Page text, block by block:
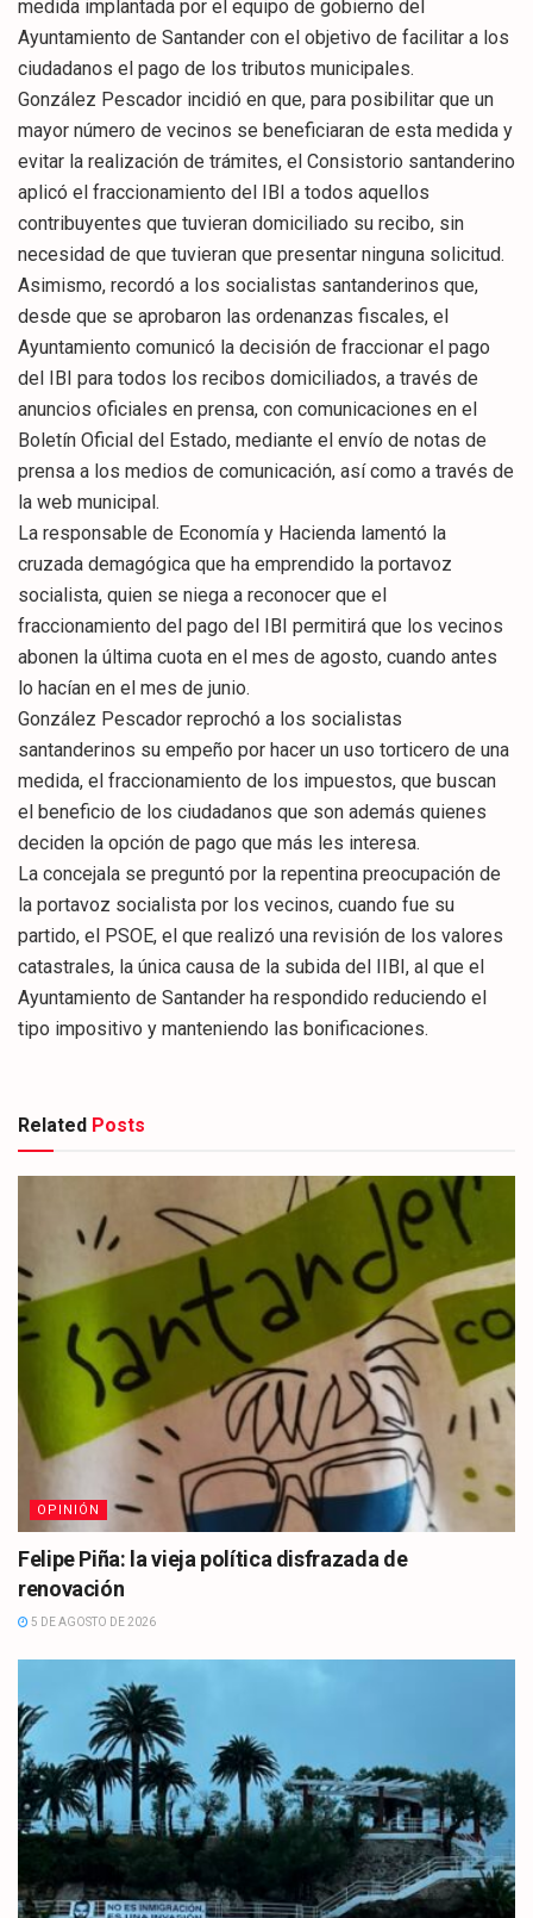
medida implantada por el equipo de gobierno del
Ayuntamiento de Santander con el objetivo de facilitar a los
ciudadanos el pago de los tributos municipales.
González Pescador incidió en que, para posibilitar que un
mayor número de vecinos se beneficiaran de esta medida y
evitar la realización de trámites, el Consistorio santanderino
aplicó el fraccionamiento del IBI a todos aquellos
contribuyentes que tuvieran domiciliado su recibo, sin
necesidad de que tuvieran que presentar ninguna solicitud.
Asimismo, recordó a los socialistas santanderinos que,
desde que se aprobaron las ordenanzas fiscales, el
Ayuntamiento comunicó la decisión de fraccionar el pago
del IBI para todos los recibos domiciliados, a través de
anuncios oficiales en prensa, con comunicaciones en el
Boletín Oficial del Estado, mediante el envío de notas de
prensa a los medios de comunicación, así como a través de
la web municipal.
La responsable de Economía y Hacienda lamentó la
cruzada demagógica que ha emprendido la portavoz
socialista, quien se niega a reconocer que el
fraccionamiento del pago del IBI permitirá que los vecinos
abonen la última cuota en el mes de agosto, cuando antes
lo hacían en el mes de junio.
González Pescador reprochó a los socialistas
santanderinos su empeño por hacer un uso torticero de una
medida, el fraccionamiento de los impuestos, que buscan
el beneficio de los ciudadanos que son además quienes
deciden la opción de pago que más les interesa.
La concejala se preguntó por la repentina preocupación de
la portavoz socialista por los vecinos, cuando fue su
partido, el PSOE, el que realizó una revisión de los valores
catastrales, la única causa de la subida del IIBI, al que el
Ayuntamiento de Santander ha respondido reduciendo el
tipo impositivo y manteniendo las bonificaciones.
Related Posts
OPINIÓN
Felipe Piña: la vieja política disfrazada de
renovación
5 DE AGOSTO DE 2026